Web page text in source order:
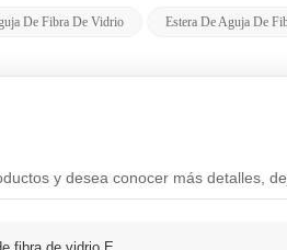
De Fibra De Vidrio Estera De Aguja De
y desea conocer más detalles,